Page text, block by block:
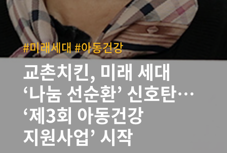
#미래세대 #아동건강
교촌치킨, 미래 세대
‘나눔 선순환’ 신호탄…
‘제3회 아동건강
지원사업’ 시작